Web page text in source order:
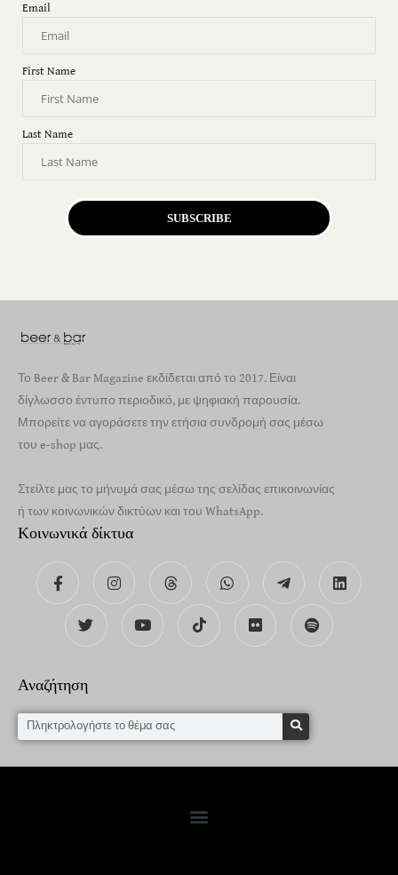
Email
First Name
Last Name
SUBSCRIBE
Το Beer & Bar Magazine εκδίδεται από το 2017. Είναι
δίγλωσσο έντυπο περιοδικό, με ψηφιακή παρουσία.
Μπορείτε να αγοράσετε την ετήσια συνδρομή σας μέσω
του e-shop μας.
Στείλτε μας το μήνυμά σας μέσω της σελίδας επικοινωνίας
ή των κοινωνικών δικτύων και του WhatsApp.
Κοινωνικά δίκτυα
Αναζήτηση